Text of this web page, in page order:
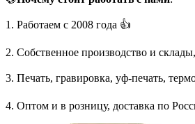
1. Работаем с 2008 года 👍
2. Собственное производство и
3. Печать, гравировка, уф-печать,
4. Оптом и в розницу, доставка по